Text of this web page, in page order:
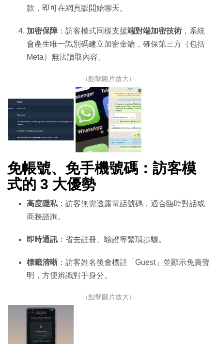
款，即可在網頁版開始聊天。
加密保障 ：訪客模式同樣支援端對端加密技術 ，系統
會產生唯一識別碼建立加密金鑰，確保第三方（包括
Meta）無法讀取內容。
↓點擊圖片放大↓
免帳號、免手機號碼：訪客模
式的 3 大優勢
高度隱私 ：訪客無需透露電話號碼，適合臨時對話或
商務諮詢。
即時通訊 ：省去註冊、驗證等繁瑣步驟。
標籤清晰 ：訪客姓名後會標註「Guest」並顯示免責聲
明，方便辨識對手身分。
↓點擊圖片放大↓